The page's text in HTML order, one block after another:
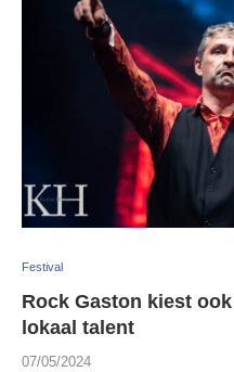
Festival
Rock Gaston kiest
lokaal talent
07/05/2024